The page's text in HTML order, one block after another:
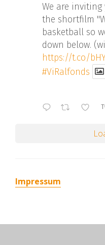
We are
the shortfilm
basketball so
down below.
https://t.co/
#ViRalfonds
Impressum